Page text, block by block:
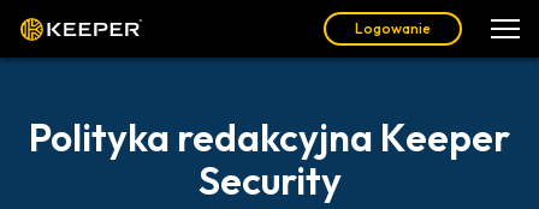
Logowanie
Polityka redakcyjna Keeper
Security